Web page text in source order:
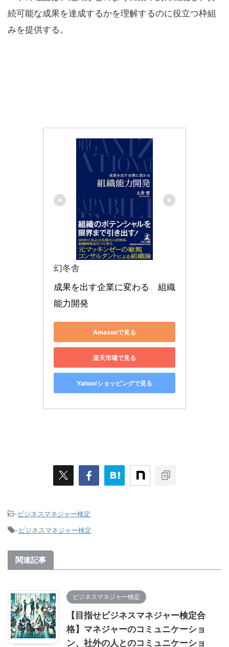
続可能な成果を達成するかを理解するのに役立つ枠組
みを提供する。
幻冬舎
成果を出す企業に変わる　組織
能力開発
Amazonで見る
楽天市場で見る
Yahoo!ショッピングで見る
-ビジネスマネジャー検定
-ビジネスマネジャー検定
関連記事
ビジネスマネジャー検定
【目指せビジネスマネジャー検定合
格】マネジャーのコミュニケーショ
ン、社外の人とのコミュニケーショ